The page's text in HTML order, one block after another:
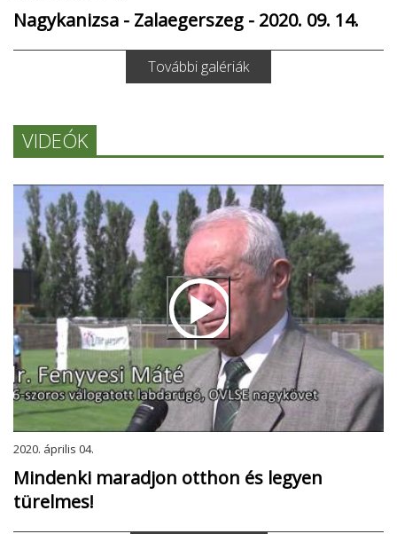
Nagykanizsa - Zalaegerszeg - 2020. 09. 14.
További galériák
VIDEÓK
2020. április 04.
Mindenki maradjon otthon és legyen
türelmes!